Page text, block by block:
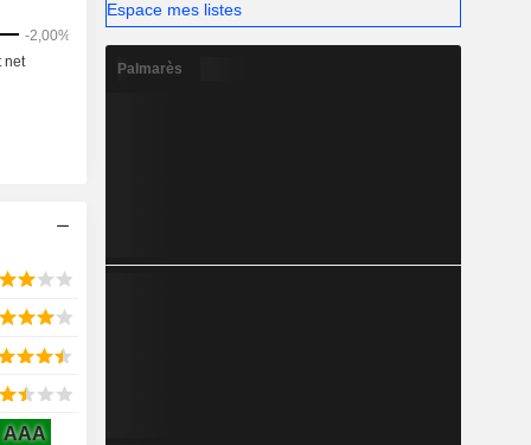
AAA
Espace mes listes
Palmarès